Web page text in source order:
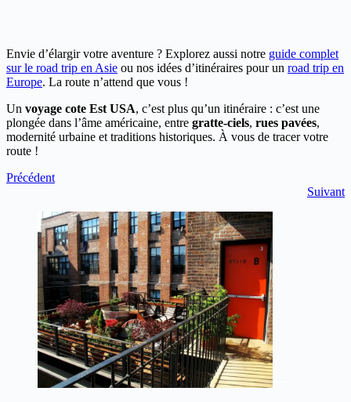
Envie d’élargir votre aventure ? Explorez aussi notre guide complet
sur le road trip en Asie ou nos idées d’itinéraires pour un road trip en
Europe. La route n’attend que vous !
Un voyage cote Est USA, c’est plus qu’un itinéraire : c’est une
plongée dans l’âme américaine, entre gratte-ciels, rues pavées,
modernité urbaine et traditions historiques. À vous de tracer votre
route !
Précédent
Suivant